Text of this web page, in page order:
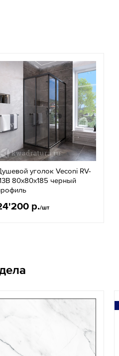
уголок Veconi RV-
80x80х185 черный
р./шт